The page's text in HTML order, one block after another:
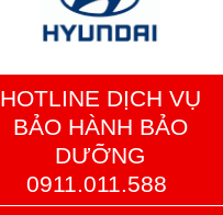
HOTLINE DỊCH VỤ
BẢO HÀNH BẢO
DƯỠNG
0911.011.588